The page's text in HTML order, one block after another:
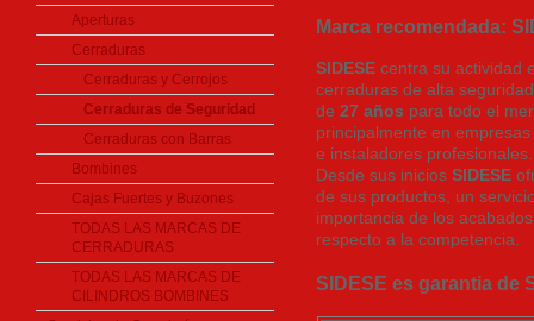
Aperturas
Cerraduras
Cerraduras y Cerrojos
Cerraduras de Seguridad
Cerraduras con Barras
Bombines
Cajas Fuertes y Buzones
TODAS LAS MARCAS DE
CERRADURAS
TODAS LAS MARCAS DE
CILINDROS BOMBINES
Marca recomendada:
SIDESE centra su actividad
cerraduras de alta
de 27 años para todo el
principalmente en
e instaladores profesionales.
Desde sus inicios SIDESE
de sus productos, un
importancia de los
respecto a la competencia.
SIDESE es garantia de